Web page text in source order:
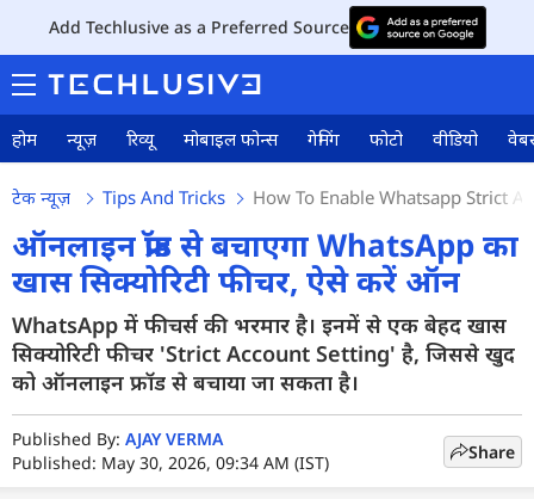
Add Techlusive as a Preferred Source
होम न्यूज़ रिव्यू मोबाइल फोन्स गेमिंग फोटो वीडियो
टेक न्यूज़ Tips And Tricks How To Enable Whatsapp Strict
ऑनलाइन फ्रॉड से बचाएगा WhatsApp का
खास सिक्योरिटी फीचर, ऐसे करें ऑन
WhatsApp में फीचर्स की भरमार है। इनमें से एक बेहद खास
सिक्योरिटी फीचर 'Strict Account Setting' है, जिससे खुद
को ऑनलाइन फ्रॉड से बचाया जा सकता है।
Published By: AJAY VERMA
Published: May 30, 2026, 09:34 AM (IST)
Share